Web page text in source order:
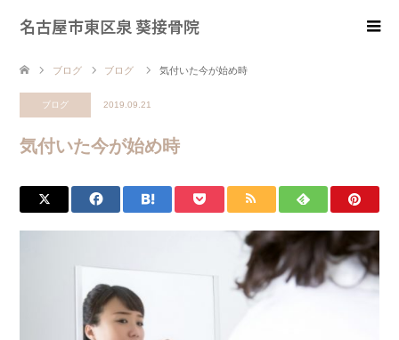
名古屋市東区泉 葵接骨院
ブログ ブログ 気付いた今が始め時
ブログ 2019.09.21
気付いた今が始め時